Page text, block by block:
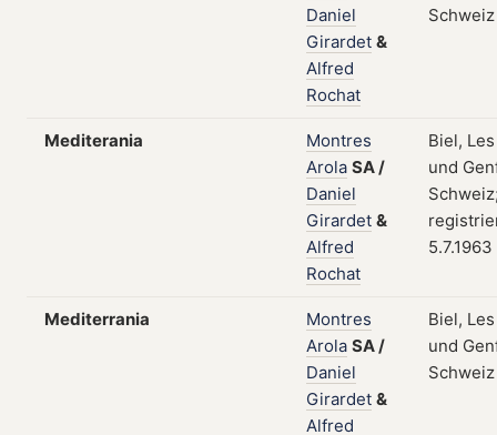
Daniel
Girardet &
Alfred
Rochat
Schweiz
Mediterania
Montres
Arola SA/
Daniel
Girardet &
Alfred
Rochat
Biel,
und
5.7.1963
Mediterrania
Montres
Arola SA/
Daniel
Girardet &
Alfred
Biel,
und
Schweiz